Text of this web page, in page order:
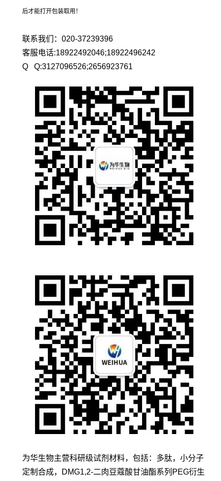
后才能打开包装取用！
联系我们：020-37239396
客服电话:18922492046;18922496242
Q Q:3127096526;2656923761
为华生物主营科研级试剂材料，包括：多肽，小分子
定制合成，DMG1,2-二肉豆蔻酸甘油酯系列PEG衍生